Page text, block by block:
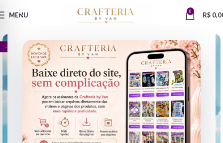
MENU 0 R$
- 71%